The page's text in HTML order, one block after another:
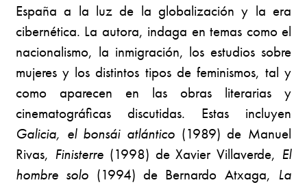
España a la luz de la globalización y la era
cibernética. La autora, indaga en temas como el
nacionalismo, la inmigración, los estudios sobre
mujeres y los distintos tipos de feminismos, tal y
como aparecen en las obras literarias y
cinematográficas discutidas. Estas incluyen
Galicia, el bonsái atlántico (1989) de Manuel
Rivas, Finisterre(1998) de Xavier Villaverde, El
hombre solo (1994) de Bernardo Atxaga, La